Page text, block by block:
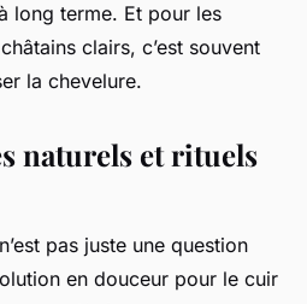
long terme. Et pour les
clairs, c’est souvent
la chevelure.
naturels et rituels
pas juste une question
en douceur pour le cuir